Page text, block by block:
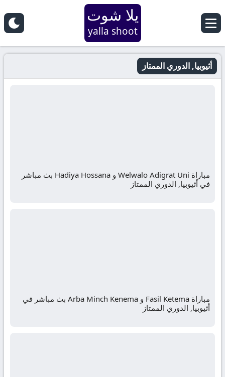
يلا شوت
yalla shoot
أثيوبيا, الدوري الممتاز
مباراة Welwalo Adigrat Uni و Hadiya Hossana بث مباشر
في أثيوبيا, الدوري الممتاز
مباراة Fasil Ketema و Arba Minch Kenema بث مباشر في
أثيوبيا, الدوري الممتاز